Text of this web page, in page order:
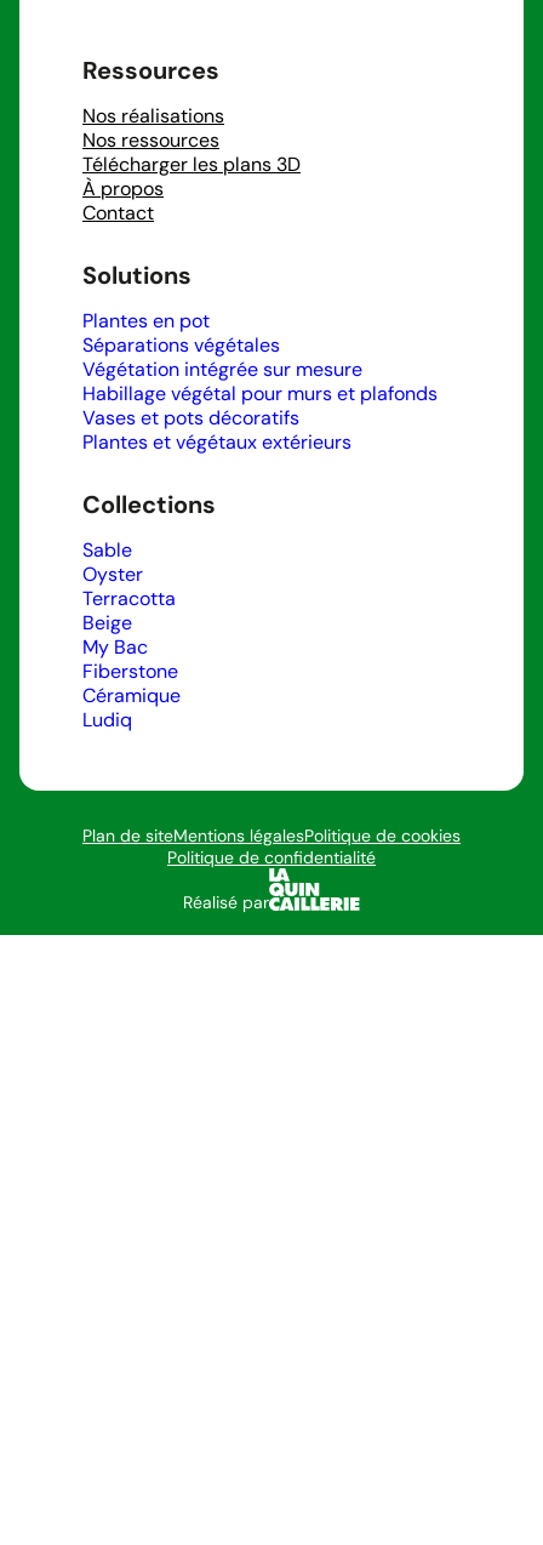
Ressources
Nos réalisations
Nos ressources
Télécharger les plans 3D
À propos
Contact
Solutions
Plantes en pot
Séparations végétales
Végétation intégrée sur mesure
Habillage végétal pour murs et plafonds
Vases et pots décoratifs
Plantes et végétaux extérieurs
Collections
Sable
Oyster
Terracotta
Beige
My Bac
Fiberstone
Céramique
Ludiq
Plan de siteMentions légalesPolitique de cookies
Politique de confidentialité
Réalisé par